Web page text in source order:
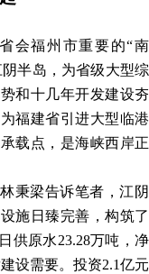
会福州市重要的“南
半岛，为省级大型综
和十几年开发建设夯
福建省引进大型临港
载点，是海峡西岸正
秉梁告诉笔者，江阴
施日臻完善，构筑了
供原水23.28万吨，净
设需要。投资2.1亿元